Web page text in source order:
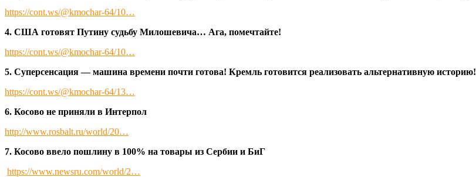
https://cont.ws/@kmochar-64/10…
4. США готовят Путину судьбу Милошевича… Ага, помечтайте!
https://cont.ws/@kmochar-64/10…
5. Суперсенсация — машина времени почти готова! Кремль готовится реализовать альтернативную историю!
https://cont.ws/@kmochar-64/13…
6. Косово не приняли в Интерпол
http://www.rosbalt.ru/world/20…
7. Косово ввело пошлину в 100% на товары из Сербии и БиГ
https://www.newsru.com/world/2…